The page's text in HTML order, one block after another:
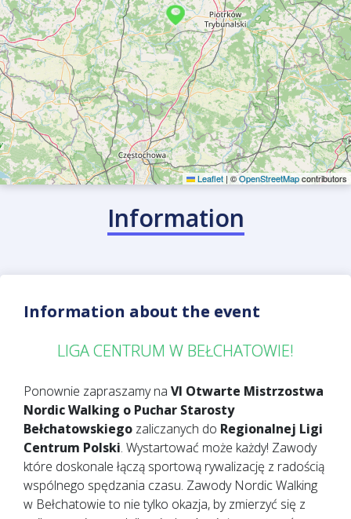
Leaflet | ©OpenStreetMapcontributors
Find/offer ride
Information
Information about the event
LIGA CENTRUM W BEŁCHATOWIE!
Ponownie zapraszamy na VI Otwarte Mistrzostwa
Nordic Walking o Puchar Starosty
Bełchatowskiego zaliczanych do Regionalnej Ligi
Centrum Polski. Wystartować może każdy! Zawody
które doskonale łączą sportową rywalizację z radością
wspólnego spędzania czasu. Zawody Nordic Walking
w Bełchatowie to nie tylko okazja, by zmierzyć się z